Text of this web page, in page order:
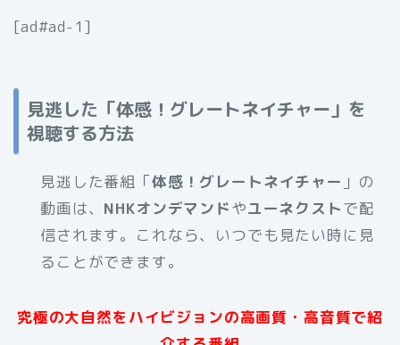
[ad#ad-1]
見逃した「体感！グレートネイチャー」を
視聴する方法
見逃した番組「体感！グレートネイチャー 」の
動画は、 NHKオンデマンドやユーネクストで配
信されます。これなら、いつでも見たい時に見
ることができます。
究極の大自然をハイビジョンの高画質・高音質で紹